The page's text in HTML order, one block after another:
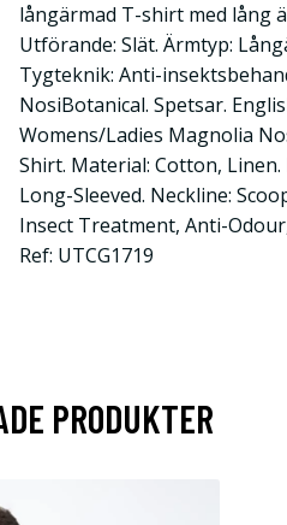
långärmad T-shirt med lång
Utförande: Slät. Ärmtyp:
Tygteknik: Anti-
NosiBotanical. Spetsar.
Womens/Ladies Magnolia
Shirt. Material: Cotton, Linen.
Long-Sleeved. Neckline:
Insect Treatment, Anti-
Ref: UTCG1719
PRODUKTER